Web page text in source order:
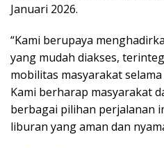
Januari 2026.
“Kami berupaya
yang mudah diakses,
mobilitas masyarakat
Kami berharap masyarakat
berbagai pilihan perjalanan
liburan yang aman dan